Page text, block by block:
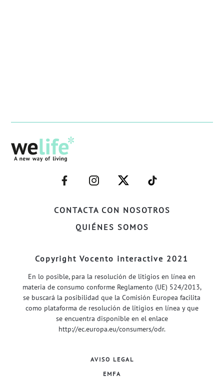
CONTACTA CON NOSOTROS
QUIÉNES SOMOS
–
FACEBOOK–
–
INSTAGRAM–
–
TWITTER–
–
WELIFE–
Copyright Vocento interactive 2021
En lo posible, para la resolución de litigios en línea en
materia de consumo conforme Reglamento (UE) 524/2013,
se buscará la posibilidad que la Comisión Europea facilita
como plataforma de resolución de litigios en línea y que
se encuentra disponible en el enlace
http://ec.europa.eu/consumers/odr.
AVISO LEGAL
EMFA